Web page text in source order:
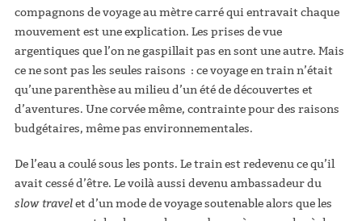
compagnons de voyage au mètre carré qui entravait chaque
mouvement est une explication. Les prises de vue
argentiques que l’on ne gaspillait pas en sont une autre. Mais
ce ne sont pas les seules raisons : ce voyage en train n’était
qu’une parenthèse au milieu d’un été de découvertes et
d’aventures. Une corvée même, contrainte pour des raisons
budgétaires, même pas environnementales.
De l’eau a coulé sous les ponts. Le train est redevenu ce qu’il
avait cessé d’être. Le voilà aussi devenu ambassadeur du
slow travelet d’un mode de voyage soutenable alors que les